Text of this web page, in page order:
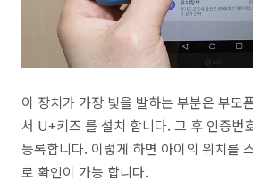
이 장치가 가장 빛을 발하는 부분은 부모
서 U+키즈 를 설치 합니다. 그 후 인증번
등록합니다. 이렇게 하면 아이의 위치를
로 확인이 가능 합니다.